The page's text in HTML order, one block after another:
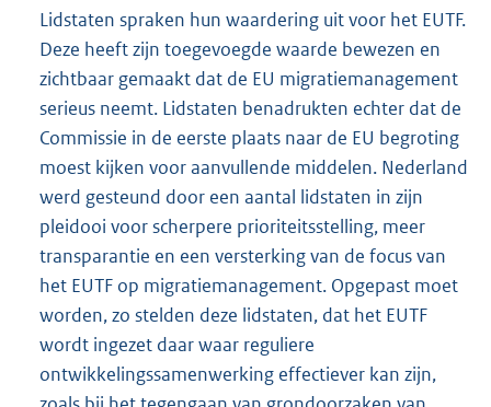
Lidstaten spraken hun waardering uit voor het EUTF.
Deze heeft zijn toegevoegde waarde bewezen en
zichtbaar gemaakt dat de EU migratiemanagement
serieus neemt. Lidstaten benadrukten echter dat de
Commissie in de eerste plaats naar de EU begroting
moest kijken voor aanvullende middelen. Nederland
werd gesteund door een aantal lidstaten in zijn
pleidooi voor scherpere prioriteitsstelling, meer
transparantie en een versterking van de focus van
het EUTF op migratiemanagement. Opgepast moet
worden, zo stelden deze lidstaten, dat het EUTF
wordt ingezet daar waar reguliere
ontwikkelingssamenwerking effectiever kan zijn,